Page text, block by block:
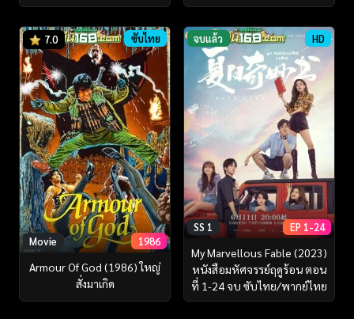
7.0 ซับไทย
Movie 1986
Armour Of God (1986) ใหญ่
สั่งมาเกิด
จบแล้ว HD
SS 1 EP 1-24
My Marvellous Fable (2023)
หนังสือมหัศจรรย์ฤดูร้อน ตอน
ที่ 1-24 จบ ซับไทย/พากย์ไทย